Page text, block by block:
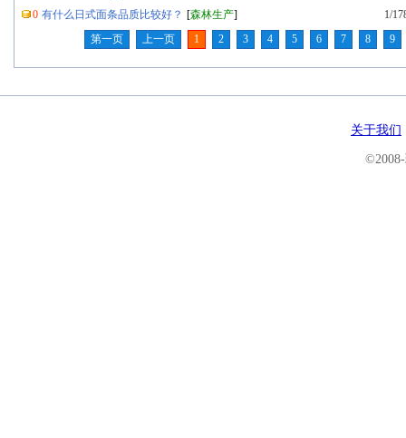
0 有什么日式面条品质比较好？ [森林生产]
1/
第一页
上一页 1 2 3 4 5 6 7 8 9
关于我们